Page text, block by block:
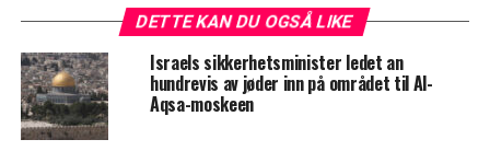
DETTE KAN DU OGSÅ LIKE
Israels sikkerhetsminister ledet an
hundrevis av jøder inn på området til Al-
Aqsa-moskeen